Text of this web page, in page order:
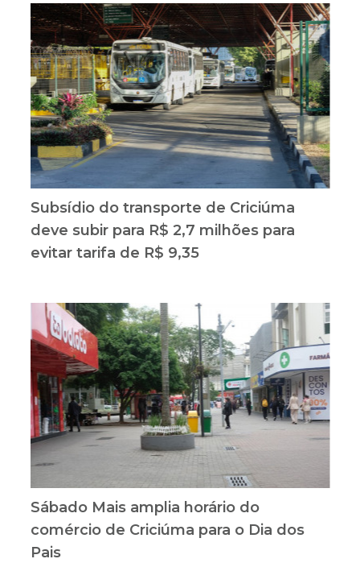
Subsídio do transporte de Criciúma
deve subir para R$ 2,7 milhões para
evitar tarifa de R$ 9,35
Sábado Mais amplia horário do
comércio de Criciúma para o Dia dos
Pais